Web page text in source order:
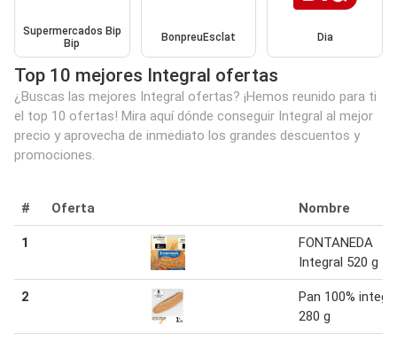
Supermercados Bip
Bip
BonpreuEsclat Dia
Top 10 mejores Integral ofertas
¿Buscas las mejores Integral ofertas? ¡Hemos reunido para ti
el top 10 ofertas! Mira aquí dónde conseguir Integral al mejor
precio y aprovecha de inmediato los grandes descuentos y
promociones.
# Oferta Nombre
1
FONTANEDA
Integral 520 g
2
Pan 100%
280 g